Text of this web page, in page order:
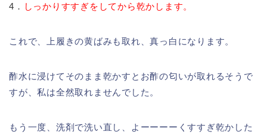
4． しっかりすすぎをしてから乾かします。
これで、上履きの黄ばみも取れ、真っ白になります。
酢水に浸けてそのまま乾かすとお酢の匂いが取れるそうで
すが、私は全然取れませんでした。
もう一度、洗剤で洗い直し、よーーーーくすすぎ乾かした